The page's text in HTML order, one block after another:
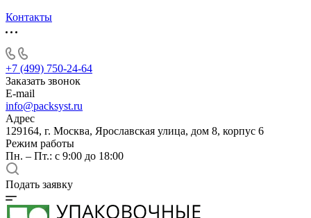
Контакты
+7 (499) 750-24-64
Заказать звонок
E-mail
info@packsyst.ru
Адрес
129164, г. Москва, Ярославская улица, дом 8, корпус 6
Режим работы
Пн. – Пт.: с 9:00 до 18:00
Подать заявку